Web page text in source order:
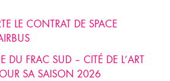
LE CONTRAT DE SPACE
DU FRAC SUD – CITÉ DE L’ART
SA SAISON 2026